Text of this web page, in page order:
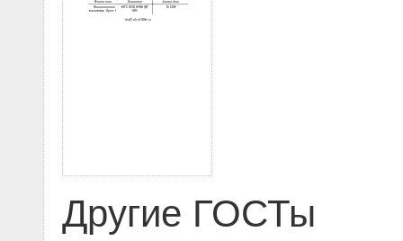
Другие ГОСТы